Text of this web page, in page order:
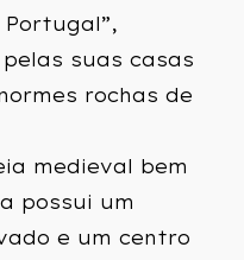
suas casas
rochas de
medieval bem
possui um
e um centro